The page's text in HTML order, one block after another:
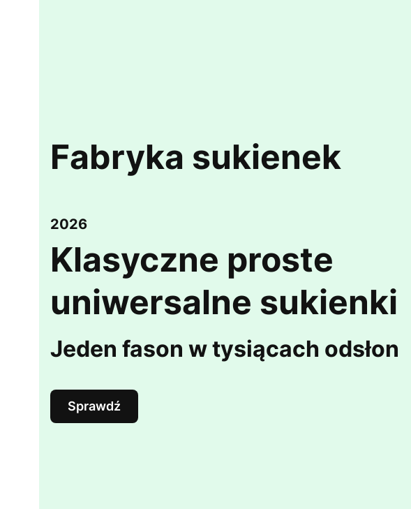
Fabryka sukienek
2026
Klasyczne proste
uniwersalne sukienki
Jeden fason w tysiącach odsłon
Sprawdź